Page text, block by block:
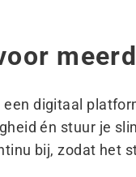
een digitaal
én stuur je
bij, zodat het